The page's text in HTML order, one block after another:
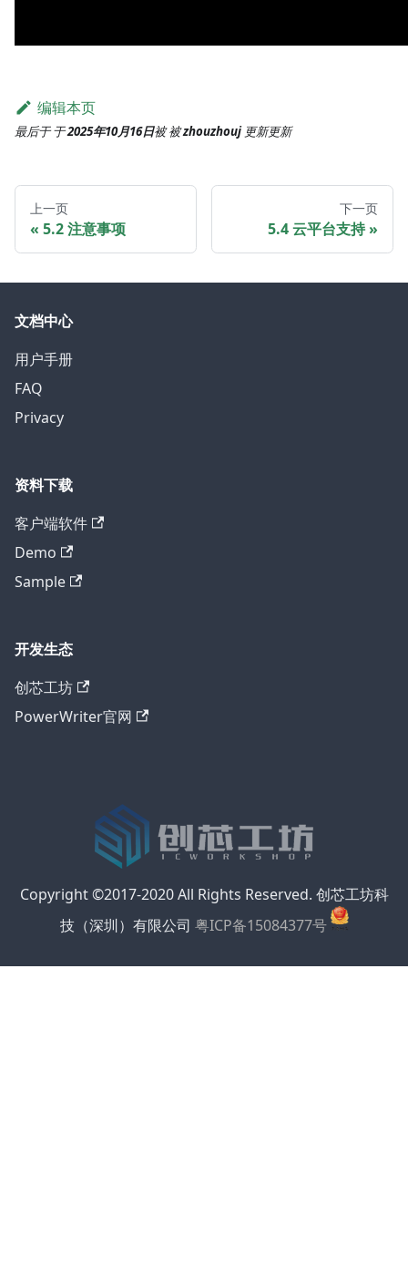
编辑本页
最后于于2025年10月16日被被zhouzhouj更新更新
上一页
5.2 注意事项
下一页
5.4 云平台支持
文档中心
用户手册
FAQ
Privacy
资料下载
客户端软件
Demo
Sample
开发生态
创芯工坊
PowerWriter官网
Copyright ©2017-2020 All Rights Reserved. 创芯工坊科
技（深圳）有限公司 粤ICP备15084377号